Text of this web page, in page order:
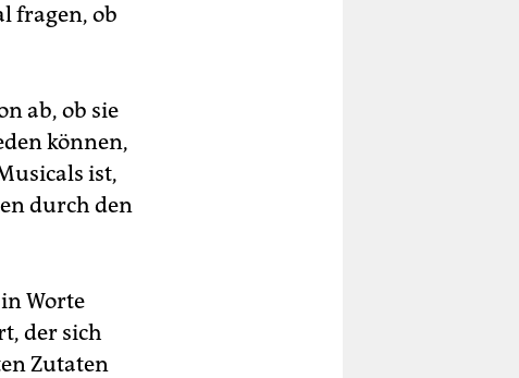
fragen, ob
ab, ob sie
können,
ist,
durch den
Worte
der sich
Zutaten